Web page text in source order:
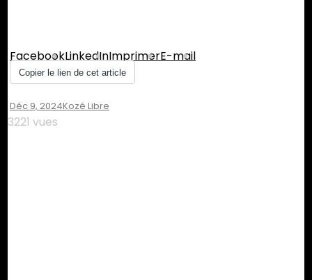
FacebookLinkedInImprimerE-mail
Copier le lien de cet article
Déc 9, 2024Kozé Libre
3221 vues